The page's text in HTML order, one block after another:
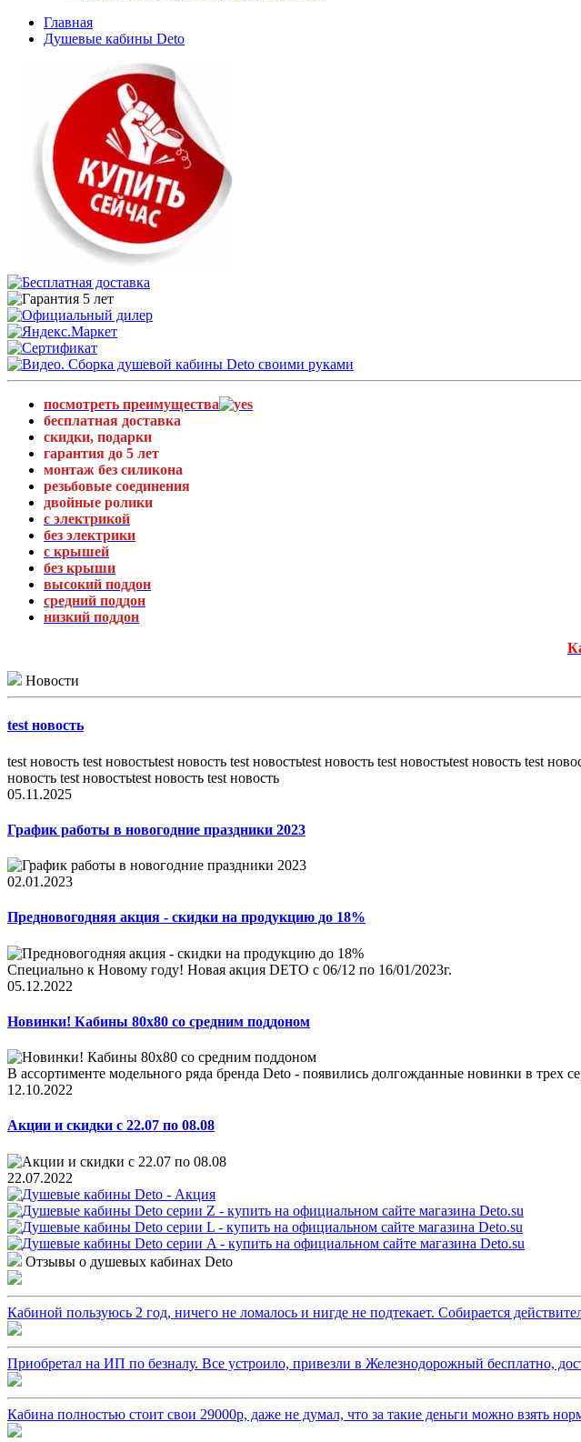
Главная
Душевые кабины Deto
посмотреть преимущества
бесплатная доставка
скидки, подарки
гарантия до 5 лет
монтаж без силикона
резьбовые соединения
двойные ролики
с электрикой
без электрики
с крышей
без крыши
высокий поддон
средний поддон
низкий поддон
Новости
test новость
test новость test новостьtest новость test новостьtest новость test новостьtest новость test
новость test новостьtest новость test новость
05.11.2025
График работы в новогодние праздники 2023
02.01.2023
Предновогодняя акция - скидки на продукцию до 18%
Специально к Новому году! Новая акция DETO c 06/12 по 16/01/2023г.
05.12.2022
Новинки! Кабины 80x80 со средним поддоном
В ассортименте модельного ряда бренда Deto - появились долгожданные новинки в трех
12.10.2022
Акции и скидки с 22.07 по 08.08
22.07.2022
Отзывы о душевых кабинах Deto
Кабиной пользуюсь 2 год, ничего не ломалось и нигде не подтекает. Собирается
Приобретал на ИП по безналу. Все устроило, привезли в Железнодорожный бесплатно,
Кабина полностью стоит свои 29000р, даже не думал, что за такие деньги можно взять